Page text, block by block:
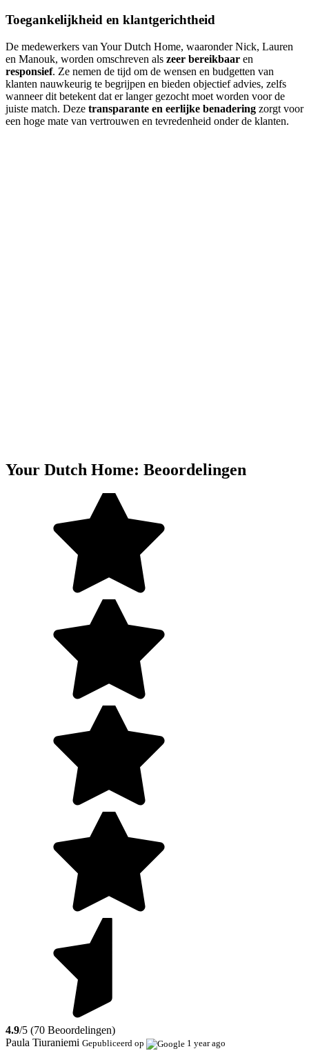
Toegankelijkheid en klantgerichtheid
De medewerkers van Your Dutch Home, waaronder Nick, Lauren
en Manouk, worden omschreven als zeer bereikbaar en
responsief. Ze nemen de tijd om de wensen en budgetten van
klanten nauwkeurig te begrijpen en bieden objectief advies, zelfs
wanneer dit betekent dat er langer gezocht moet worden voor de
juiste match. Deze transparante en eerlijke benadering zorgt voor
een hoge mate van vertrouwen en tevredenheid onder de klanten.
Your Dutch Home: Beoordelingen
4.9/5 (70 Beoordelingen)
Paula Tiuraniemi Gepubliceerd op 1 year ago